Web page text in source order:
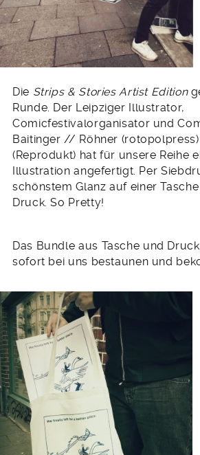
Die Strips & Stories Artist Edition
Runde. Der Leipziger Illustrator,
Comicfestivalorganisator und
Baitinger // Röhner
(Reprodukt) hat für unsere Reihe
Illustration angefertigt. Per
schönstem Glanz auf einer
Druck. So Pretty!
Das Bundle aus Tasche und
sofort bei uns bestaunen und